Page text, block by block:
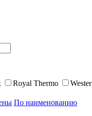
Royal Thermo Wester
По наименованию